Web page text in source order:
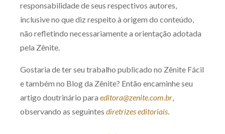
responsabilidade de seus respectivos autores,
inclusive no que diz respeito à origem do conteúdo,
não refletindo necessariamente a orientação adotada
pela Zênite.
Gostaria de ter seu trabalho publicado no Zênite Fácil
e também no Blog da Zênite? Então encaminhe seu
artigo doutrinário para editora@zenite.com.br,
observando as seguintes diretrizes editoriais.